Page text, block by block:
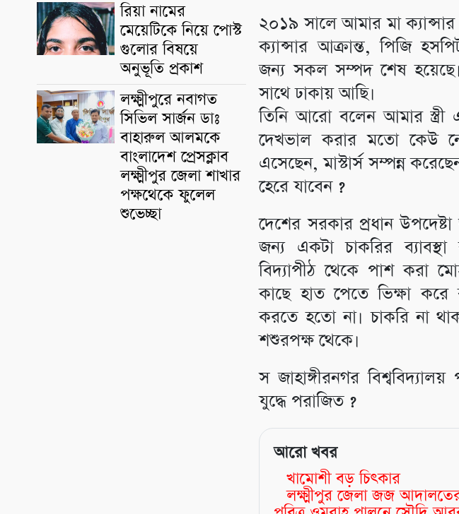
রিয়া নামের
মেয়েটিকে নিয়ে পোস্ট
গুলোর বিষয়ে
অনুভূতি প্রকাশ
লক্ষ্মীপুরে নবাগত
সিভিল সার্জন ডাঃ
বাহারুল আলমকে
বাংলাদেশ প্রেসক্লাব
লক্ষ্মীপুর জেলা শাখার
পক্ষথেকে ফুলেল
শুভেচ্ছা
২০১৯ সালে আমার মা
ক্যান্সার আক্রান্ত, পিজি
জন্য সকল সম্পদ শেষ
সাথে ঢাকায় আছি।
তিনি আরো বলেন আমার স্ত্রী
দেখভাল করার মতো কেউ
এসেছেন, মাস্টার্স সম্পন্ন
হেরে যাবেন ?
দেশের সরকার প্রধান
জন্য একটা চাকরির
বিদ্যাপীঠ থেকে পাশ করা
কাছে হাত পেতে ভিক্ষা করে
করতে হতো না। চাকরি না
শশুরপক্ষ থেকে।
স জাহাঙ্গীরনগর
যুদ্ধে পরাজিত ?
আরো খবর
খামোশী বড় চিৎকার
লক্ষ্মীপুর জেলা জজ